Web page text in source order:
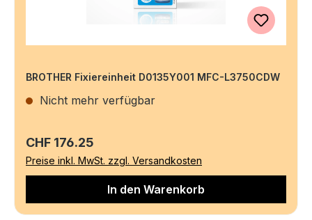
BROTHER Fixiereinheit D0135Y001 MFC-L3750CDW
Nicht mehr verfügbar
Regulärer Preis:
CHF 176.25
Preise inkl. MwSt. zzgl. Versandkosten
In den Warenkorb